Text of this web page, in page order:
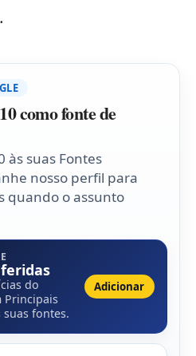
como fonte de
às suas Fontes
nosso perfil para
quando o assunto
do
Principais
suas fontes.
Adicionar